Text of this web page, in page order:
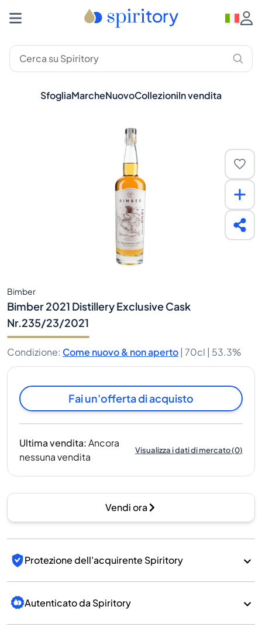
SfogliaMarcheNuovoCollezioniIn vendita
Bimber
Bimber 2021 Distillery Exclusive Cask
Nr.235/23/2021
Condizione: Come nuovo & non aperto | 70cl | 53.3%
Fai un'offerta di acquisto
Ultima vendita:Ancora
nessuna vendita
Visualizza i dati di mercato(0)
Vendi ora
Protezione dell'acquirente Spiritory
Autenticato da Spiritory